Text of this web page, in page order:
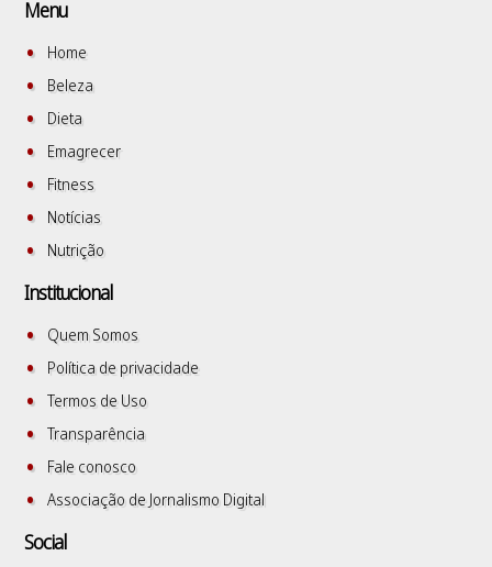
Menu
Home
Beleza
Dieta
Emagrecer
Fitness
Notícias
Nutrição
Institucional
Quem Somos
Política de privacidade
Termos de Uso
Transparência
Fale conosco
Associação de Jornalismo Digital
Social